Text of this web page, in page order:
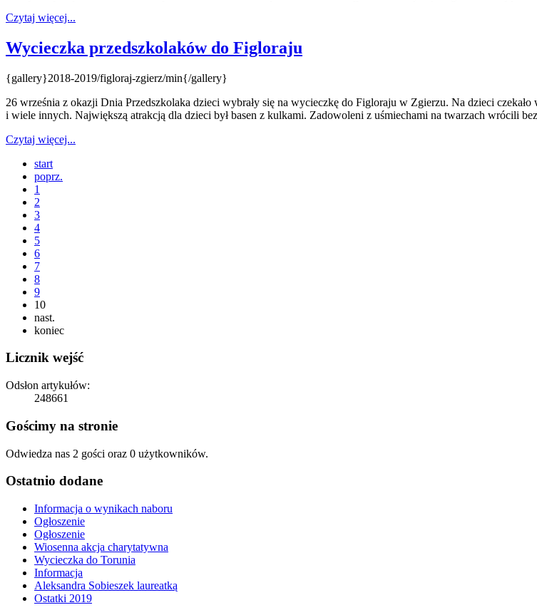
Czytaj więcej...
Wycieczka przedszkolaków do Figloraju
{gallery}2018-2019/figloraj-zgierz/min{/gallery}
26 września z okazji Dnia Przedszkolaka dzieci wybrały się na wycieczkę do Figloraju w Zgierzu. Na dzieci
i wiele innych. Największą atrakcją dla dzieci był basen z kulkami. Zadowoleni z uśmiechami na twarzach wrócili
Czytaj więcej...
start
poprz.
1
2
3
4
5
6
7
8
9
10
nast.
koniec
Licznik wejść
Odsłon artykułów:
248661
Gościmy na stronie
Odwiedza nas 2 gości oraz 0 użytkowników.
Ostatnio dodane
Informacja o wynikach naboru
Ogłoszenie
Ogłoszenie
Wiosenna akcja charytatywna
Wycieczka do Torunia
Informacja
Aleksandra Sobieszek laureatką
Ostatki 2019